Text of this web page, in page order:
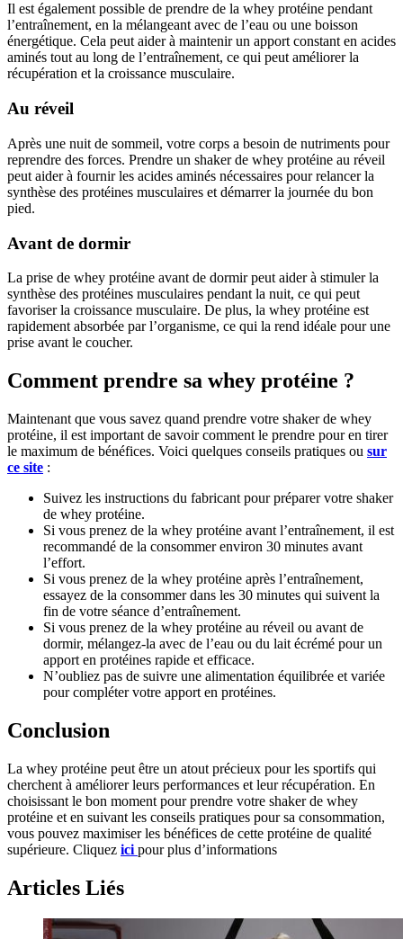
Il est également possible de prendre de la whey protéine pendant
l’entraînement, en la mélangeant avec de l’eau ou une boisson
énergétique. Cela peut aider à maintenir un apport constant en acides
aminés tout au long de l’entraînement, ce qui peut améliorer la
récupération et la croissance musculaire.
Au réveil
Après une nuit de sommeil, votre corps a besoin de nutriments pour
reprendre des forces. Prendre un shaker de whey protéine au réveil
peut aider à fournir les acides aminés nécessaires pour relancer la
synthèse des protéines musculaires et démarrer la journée du bon
pied.
Avant de dormir
La prise de whey protéine avant de dormir peut aider à stimuler la
synthèse des protéines musculaires pendant la nuit, ce qui peut
favoriser la croissance musculaire. De plus, la whey protéine est
rapidement absorbée par l’organisme, ce qui la rend idéale pour une
prise avant le coucher.
Comment prendre sa whey protéine ?
Maintenant que vous savez quand prendre votre shaker de whey
protéine, il est important de savoir comment le prendre pour en tirer
le maximum de bénéfices. Voici quelques conseils pratiques ou sur
ce site :
Suivez les instructions du fabricant pour préparer votre shaker
de whey protéine.
Si vous prenez de la whey protéine avant l’entraînement, il est
recommandé de la consommer environ 30 minutes avant
l’effort.
Si vous prenez de la whey protéine après l’entraînement,
essayez de la consommer dans les 30 minutes qui suivent la
fin de votre séance d’entraînement.
Si vous prenez de la whey protéine au réveil ou avant de
dormir, mélangez-la avec de l’eau ou du lait écrémé pour un
apport en protéines rapide et efficace.
N’oubliez pas de suivre une alimentation équilibrée et variée
pour compléter votre apport en protéines.
Conclusion
La whey protéine peut être un atout précieux pour les sportifs qui
cherchent à améliorer leurs performances et leur récupération. En
choisissant le bon moment pour prendre votre shaker de whey
protéine et en suivant les conseils pratiques pour sa consommation,
vous pouvez maximiser les bénéfices de cette protéine de qualité
supérieure. Cliquez ici pour plus d’informations
Articles Liés